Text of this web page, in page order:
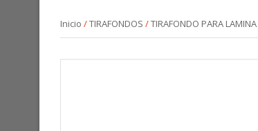
Inicio /TIRAFONDOS /TIRAFONDO PARA LAMINA